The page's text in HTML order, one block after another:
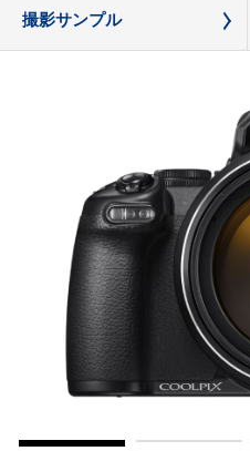
撮影サンプル